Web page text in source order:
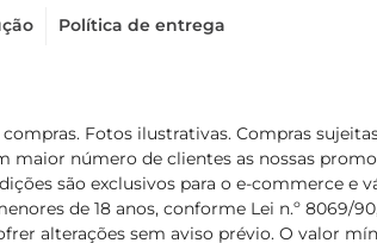
Política de entrega
Fotos ilustrativas. Compras
maior número de clientes as nossas
são exclusivos para o e-commerce e
de 18 anos, conforme Lei n.º 8069/
alterações sem aviso prévio. O valor